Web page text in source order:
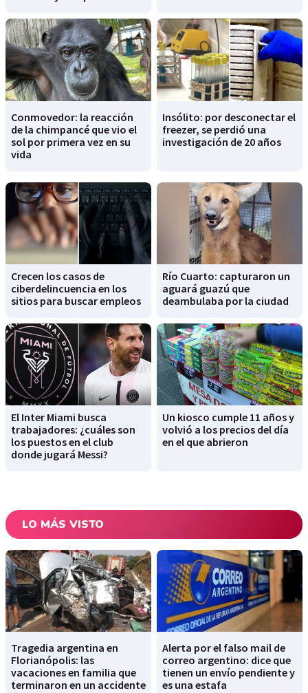
Conmovedor: la reacción
de la chimpancé que vio el
sol por primera vez en su
vida
Insólito: por desconectar el
freezer, se perdió una
investigación de 20 años
Crecen los casos de
ciberdelincuencia en los
sitios para buscar empleos
Río Cuarto: capturaron un
aguará guazú que
deambulaba por la ciudad
El Inter Miami busca
trabajadores: ¿cuáles son
los puestos en el club
donde jugará Messi?
Un kiosco cumple 11 años y
volvió a los precios del día
en el que abrieron
LO MÁS VISTO
Tragedia argentina en
Florianópolis: las
vacaciones en familia que
terminaron en un accidente
Alerta por el falso mail de
correo argentino: dice que
tienen un envío pendiente y
es una estafa